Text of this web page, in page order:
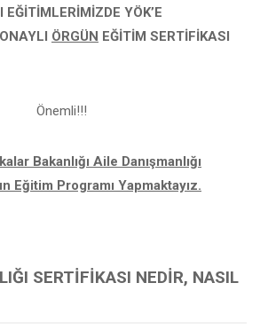
YÖK’E
ÖRGÜN EĞİTİM SERTİFİKASI
Önemli!!!
Bakanlığı Aile Danışmanlığı
Eğitim Programı Yapmaktayız.
SERTIFIKASI NEDIR, NASIL